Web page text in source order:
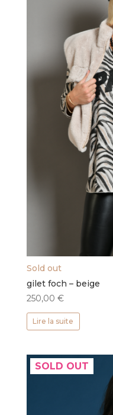
Sold out
gilet foch – beige
250,00 €
Lire la suite
SOLD OUT